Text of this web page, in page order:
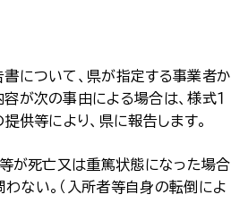
について、県が指定する事業者か
が次の事由による場合は、様式１
提供等により、県に報告します。
等が死亡又は重篤状態になった場合
ない。（入所者等自身の転倒によ